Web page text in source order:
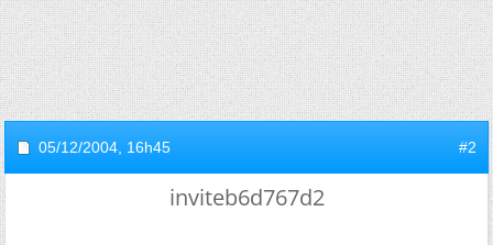
05/12/2004, 16h45 #2
inviteb6d767d2